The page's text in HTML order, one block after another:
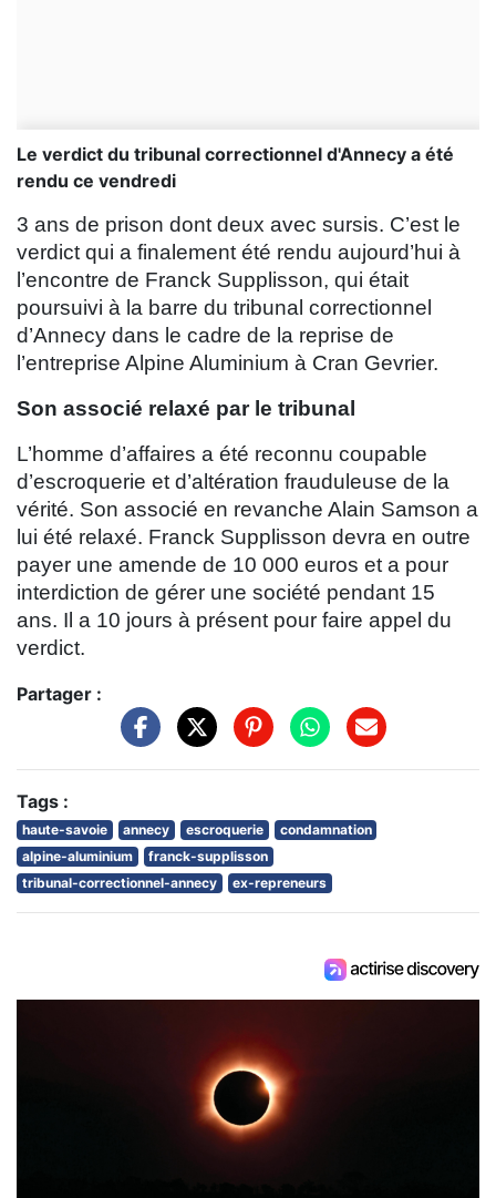
Le verdict du tribunal correctionnel d'Annecy a été
rendu ce vendredi
3 ans de prison dont deux avec sursis. C’est le
verdict qui a finalement été rendu aujourd’hui à
l’encontre de Franck Supplisson, qui était
poursuivi à la barre du tribunal correctionnel
d’Annecy dans le cadre de la reprise de
l’entreprise Alpine Aluminium à Cran Gevrier.
Son associé relaxé par le tribunal
L’homme d’affaires a été reconnu coupable
d’escroquerie et d’altération frauduleuse de la
vérité. Son associé en revanche Alain Samson a
lui été relaxé. Franck Supplisson devra en outre
payer une amende de 10 000 euros et a pour
interdiction de gérer une société pendant 15
ans. Il a 10 jours à présent pour faire appel du
verdict.
Partager :
Tags :
haute-savoie annecy escroquerie
condamnation
alpine-aluminium
franck-supplisson
tribunal-correctionnel-annecy
ex-repreneurs